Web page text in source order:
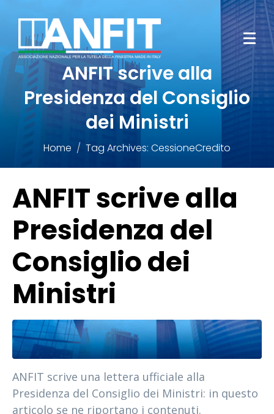
ANFIT scrive alla
Presidenza del Consiglio
dei Ministri
Home Tag Archives: CessioneCredito
ANFIT scrive alla
Presidenza del
Consiglio dei
Ministri
ANFIT scrive una lettera ufficiale alla
Presidenza del Consiglio dei Ministri: in questo
articolo se ne riportano i contenuti.